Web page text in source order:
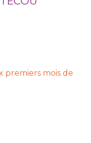
premiers mois de